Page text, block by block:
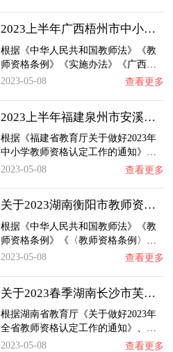
2023上半年广西梧州市中小学教师资格认定通知…
根据《中华人民共和国教师法》《教
师资格条例》《实施办法》《广西…
2023-05-08
查看更多
2023上半年福建泉州市安溪县中小学教师资格认…
根据《福建省教育厅关于做好2023年
中小学教师资格认定工作的通知》…
2023-05-08
查看更多
关于2023湖南衡阳市教师资格认定公告
根据《中华人民共和国教师法》《教
师资格条例》《〈教师资格条例〉…
2023-05-08
查看更多
关于2023春季湖南长沙市芙蓉区教师资格认定通…
根据湖南省教育厅《关于做好2023年
全省教师资格认定工作的通知》、…
2023-05-08
查看更多